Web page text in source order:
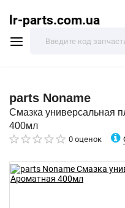
lr-parts.com.ua
parts Noname
Смазка универсальная
400мл
0 оценок